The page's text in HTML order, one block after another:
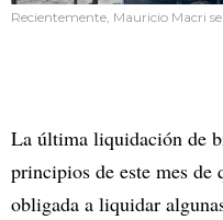
Recientemente, Mauricio Macri
La última liquidación de
principios de este mes
obligada a liquidar